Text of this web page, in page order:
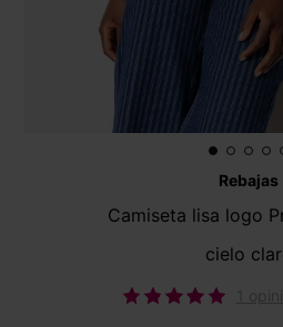
Rebajas
Camiseta lisa logo
cielo